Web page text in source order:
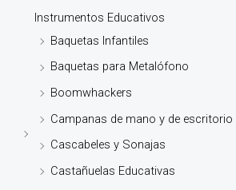
Instrumentos Educativos
Baquetas Infantiles
Baquetas para Metalófono
Boomwhackers
Campanas de mano y de escritorio
Cascabeles y Sonajas
Castañuelas Educativas